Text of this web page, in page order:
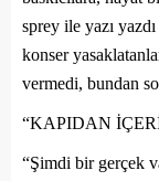
sprey ile yazı
konser
vermedi, bundan
“KAPIDAN
“Şimdi bir gerçek